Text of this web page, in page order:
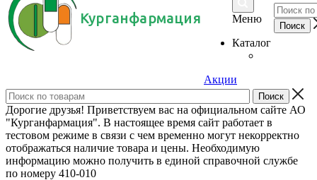
Курганфармация
Меню
Каталог
Акции
Дорогие друзья! Приветствуем вас на официальном сайте АО
"Курганфармация". В настоящее время сайт работает в
тестовом режиме в связи с чем временно могут некорректно
отображаться наличие товара и цены. Необходимую
информацию можно получить в единой справочной службе
по номеру 410-010